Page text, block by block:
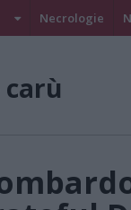
Necrologie